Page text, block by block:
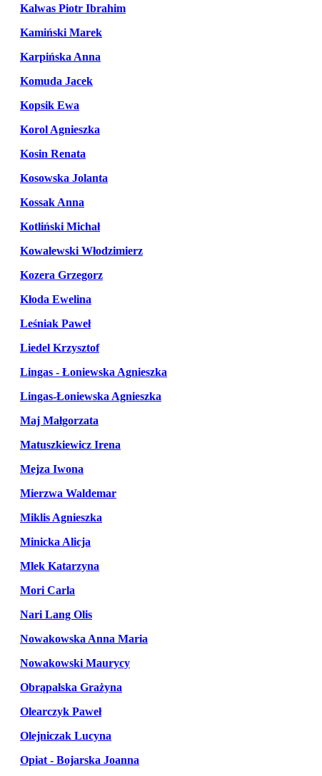
Kalwas Piotr Ibrahim
Kamiński Marek
Karpińska Anna
Komuda Jacek
Kopsik Ewa
Korol Agnieszka
Kosin Renata
Kosowska Jolanta
Kossak Anna
Kotliński Michał
Kowalewski Włodzimierz
Kozera Grzegorz
Kłoda Ewelina
Leśniak Paweł
Liedel Krzysztof
Lingas - Łoniewska Agnieszka
Lingas-Łoniewska Agnieszka
Maj Małgorzata
Matuszkiewicz Irena
Mejza Iwona
Mierzwa Waldemar
Miklis Agnieszka
Minicka Alicja
Mlek Katarzyna
Mori Carla
Nari Lang Olis
Nowakowska Anna Maria
Nowakowski Maurycy
Obrąpalska Grażyna
Olearczyk Paweł
Olejniczak Lucyna
Opiat - Bojarska Joanna